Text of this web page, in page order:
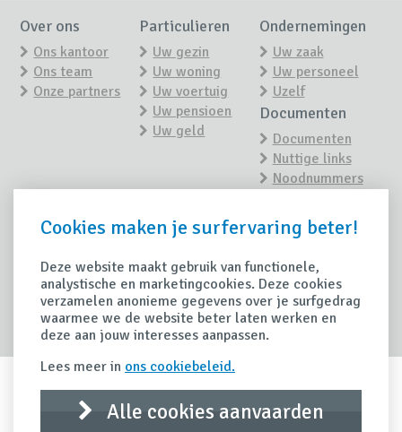
Over ons
Ons kantoor
Ons team
Onze partners
Particulieren
Uw gezin
Uw woning
Uw voertuig
Uw pensioen
Uw geld
Ondernemingen
Uw zaak
Uw personeel
Uzelf
Documenten
Documenten
Nuttige links
Noodnummers
Tips
Handige tips
Contacteer ons
afspraak
Schade
Schade
aangeven
Cookies maken je surfervaring beter!
Deze website maakt gebruik van functionele,
analystische en marketingcookies. Deze cookies
verzamelen anonieme gegevens over je surfgedrag
waarmee we de website beter laten werken en
deze aan jouw interesses aanpassen.
Lees meer in ons cookiebeleid.
Alle cookies aanvaarden